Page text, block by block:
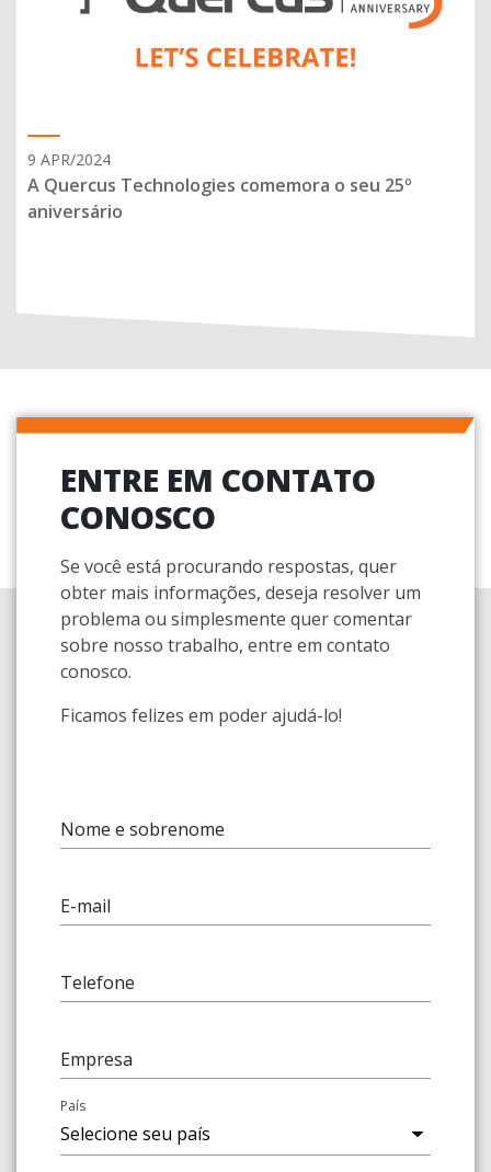
9 APR/2024
A Quercus Technologies comemora o seu 25º
aniversário
ENTRE EM CONTATO
CONOSCO
Se você está procurando respostas, quer
obter mais informações, deseja resolver um
problema ou simplesmente quer comentar
sobre nosso trabalho, entre em contato
conosco.
Ficamos felizes em poder ajudá-lo!
Nome e sobrenome
E-mail
Telefone
Empresa
País